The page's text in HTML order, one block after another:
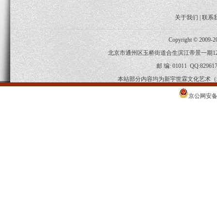
关于我们 联系
Copyright © 2009-
北京市通州区玉桥街道合生滨江帝景一期
邮 编: 01011
本站部分内容均为新宇世霖文化艺术
京公网安